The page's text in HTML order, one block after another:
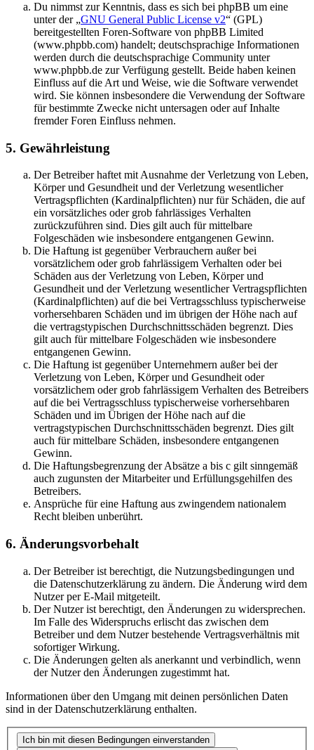
Du nimmst zur Kenntnis, dass es sich bei phpBB um eine
unter der „GNU General Public License v2“ (GPL)
bereitgestellten Foren-Software von phpBB Limited
(www.phpbb.com) handelt; deutschsprachige Informationen
werden durch die deutschsprachige Community unter
www.phpbb.de zur Verfügung gestellt. Beide haben keinen
Einfluss auf die Art und Weise, wie die Software verwendet
wird. Sie können insbesondere die Verwendung der Software
für bestimmte Zwecke nicht untersagen oder auf Inhalte
fremder Foren Einfluss nehmen.
5. Gewährleistung
Der Betreiber haftet mit Ausnahme der Verletzung von Leben,
Körper und Gesundheit und der Verletzung wesentlicher
Vertragspflichten (Kardinalpflichten) nur für Schäden, die auf
ein vorsätzliches oder grob fahrlässiges Verhalten
zurückzuführen sind. Dies gilt auch für mittelbare
Folgeschäden wie insbesondere entgangenen Gewinn.
Die Haftung ist gegenüber Verbrauchern außer bei
vorsätzlichem oder grob fahrlässigem Verhalten oder bei
Schäden aus der Verletzung von Leben, Körper und
Gesundheit und der Verletzung wesentlicher Vertragspflichten
(Kardinalpflichten) auf die bei Vertragsschluss typischerweise
vorhersehbaren Schäden und im übrigen der Höhe nach auf
die vertragstypischen Durchschnittsschäden begrenzt. Dies
gilt auch für mittelbare Folgeschäden wie insbesondere
entgangenen Gewinn.
Die Haftung ist gegenüber Unternehmern außer bei der
Verletzung von Leben, Körper und Gesundheit oder
vorsätzlichem oder grob fahrlässigem Verhalten des Betreibers
auf die bei Vertragsschluss typischerweise vorhersehbaren
Schäden und im Übrigen der Höhe nach auf die
vertragstypischen Durchschnittsschäden begrenzt. Dies gilt
auch für mittelbare Schäden, insbesondere entgangenen
Gewinn.
Die Haftungsbegrenzung der Absätze a bis c gilt sinngemäß
auch zugunsten der Mitarbeiter und Erfüllungsgehilfen des
Betreibers.
Ansprüche für eine Haftung aus zwingendem nationalem
Recht bleiben unberührt.
6. Änderungsvorbehalt
Der Betreiber ist berechtigt, die Nutzungsbedingungen und
die Datenschutzerklärung zu ändern. Die Änderung wird dem
Nutzer per E-Mail mitgeteilt.
Der Nutzer ist berechtigt, den Änderungen zu widersprechen.
Im Falle des Widerspruchs erlischt das zwischen dem
Betreiber und dem Nutzer bestehende Vertragsverhältnis mit
sofortiger Wirkung.
Die Änderungen gelten als anerkannt und verbindlich, wenn
der Nutzer den Änderungen zugestimmt hat.
Informationen über den Umgang mit deinen persönlichen Daten
sind in der Datenschutzerklärung enthalten.